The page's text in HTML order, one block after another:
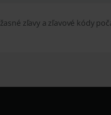
zľavy a zľavové kódy